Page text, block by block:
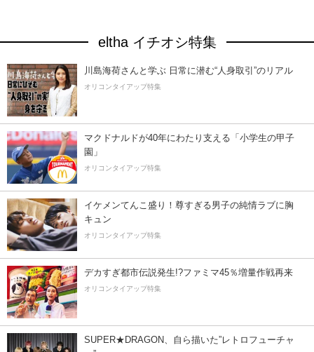
eltha イチオシ特集
川島海荷さんと学ぶ 日常に潜む“人身取引”のリアル
オリコンタイアップ特集
マクドナルドが40年にわたり支える「小学生の甲子
園」
オリコンタイアップ特集
イケメンてんこ盛り！尊すぎる男子の純情ラブに胸
キュン
オリコンタイアップ特集
デカすぎ都市伝説発生!?ファミマ45％増量作戦再来
オリコンタイアップ特集
SUPER★DRAGON、自ら描いた”レトロフューチャ